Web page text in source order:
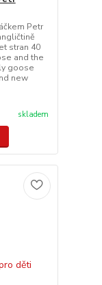
Petr
stran 40
and the
goose
new
skladem